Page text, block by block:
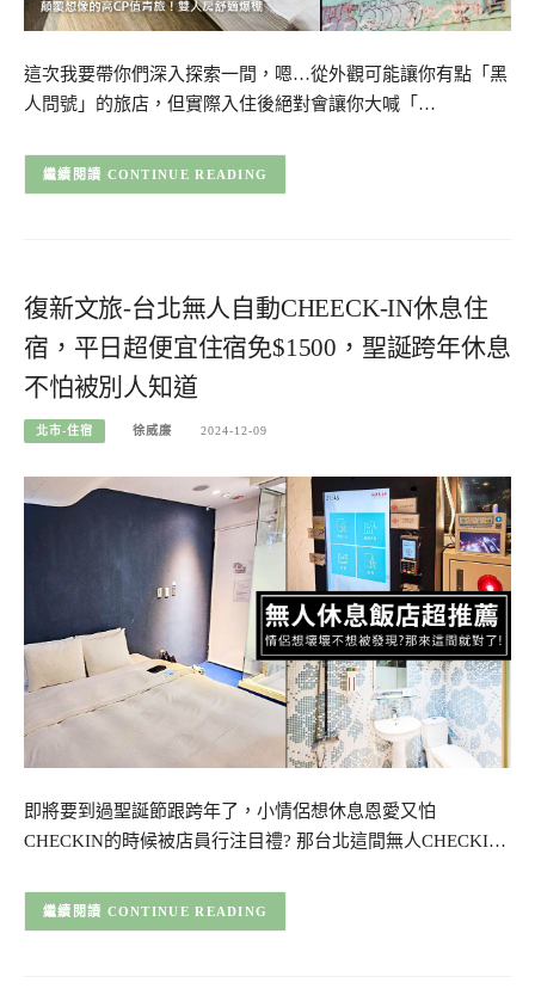
這次我要帶你們深入探索一間，嗯…從外觀可能讓你有點「黑
人問號」的旅店，但實際入住後絕對會讓你大喊「…
CONTINUE READING
復新文旅-台北無人自動CHEECK-IN休息住
宿，平日超便宜住宿免$1500，聖誕跨年休息
不怕被別人知道
北市-住宿 徐威廉 2024-12-09
即將要到過聖誕節跟跨年了，小情侶想休息恩愛又怕
CHECKIN的時候被店員行注目禮? 那台北這間無人CHECKI…
CONTINUE READING